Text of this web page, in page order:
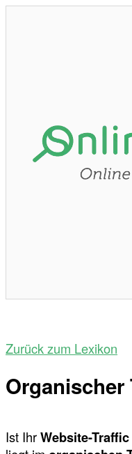
Zurück zum Lexikon
Organischer
Ist IhrWebsite-Traffic